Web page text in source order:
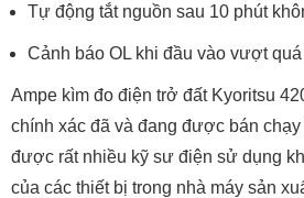
Tự động tắt nguồn sau 10 phút
Cảnh báo OL khi đầu vào vượt
Ampe kìm đo điện trở đất Kyoritsu
chính xác đã và đang được bán
được rất nhiều kỹ sư điện sử dụng
của các thiết bị trong nhà máy sản